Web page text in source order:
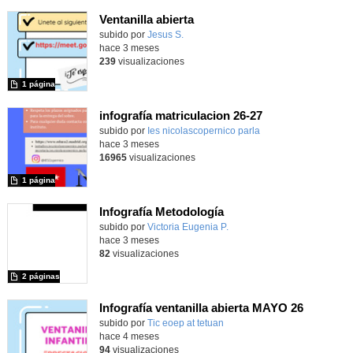
Ventanilla abierta
subido por Jesus S.
1 página
hace 3 meses
239visualizaciones
infografía matriculacion 26-27
subido por Ies nicolascopernico parla
1 página
hace 3 meses
16965visualizaciones
Infografía Metodología
Contenido educativo.
subido por Victoria Eugenia P.
2 páginas
hace 3 meses
82 visualizaciones
Infografía ventanilla abierta MAYO 26
subido por Tic eoep at tetuan
hace 4 meses
94visualizaciones